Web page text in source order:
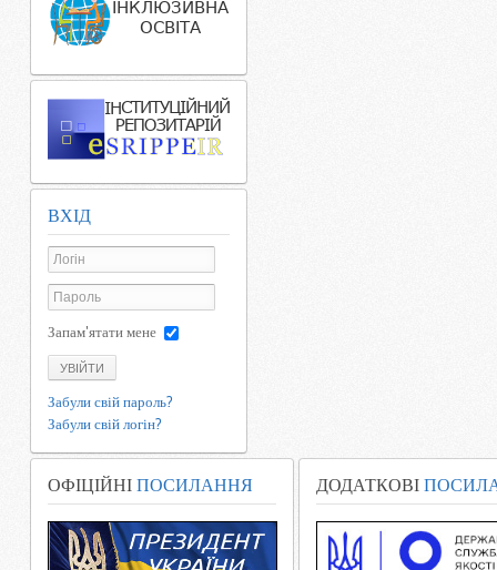
ВХІД
Запам'ятати мене
УВІЙТИ
Забули свій пароль?
Забули свій логін?
ОФІЦІЙНІ ПОСИЛАННЯ ДОДАТКОВІ